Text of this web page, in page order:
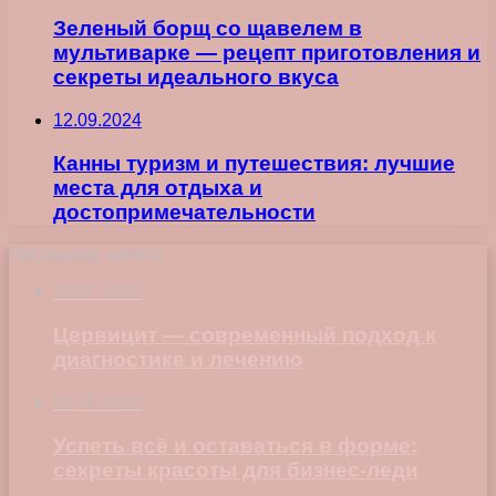
Зеленый борщ со щавелем в
мультиварке — рецепт приготовления и
секреты идеального вкуса
12.09.2024
Канны туризм и путешествия: лучшие
места для отдыха и
достопримечательности
Последние записи